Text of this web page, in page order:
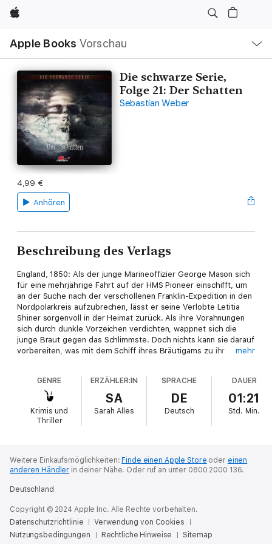
Apple
Apple Books Vorschau
Navigation
Menü
öffnen
Die schwarze Serie,
Folge 21: Der Schatten
Sebastian Weber
4,99 €
Anhören
Beschreibung des Verlags
England, 1850: Als der junge Marineoffizier George Mason sich
für eine mehrjährige Fahrt auf der HMS Pioneer einschifft, um
an der Suche nach der verschollenen Franklin-Expedition in den
Nordpolarkreis aufzubrechen, lässt er seine Verlobte Letitia
Shiner sorgenvoll in der Heimat zurück. Als ihre Vorahnungen
sich durch dunkle Vorzeichen verdichten, wappnet sich die
junge Braut gegen das Schlimmste. Doch nichts kann sie darauf
vorbereiten, was mit dem Schiff ihres Bräutigams zu ihr
mehr
GENRE
Krimis und
Thriller
ERZÄHLER:IN
SA
Sarah Alles
SPRACHE
DE
Deutsch
DAUER
01:21
Std. Min.
Weitere Einkaufsmöglichkeiten:Finde einen Apple Store oder einen
anderen Händler in deiner Nähe. Oder ruf an unter 0800 2000 136.
Deutschland
Copyright © 2024 Apple Inc. Alle Rechte vorbehalten.
Datenschutzrichtlinie
Verwendung von Cookies
Nutzungsbedingungen
Rechtliche Hinweise Sitemap